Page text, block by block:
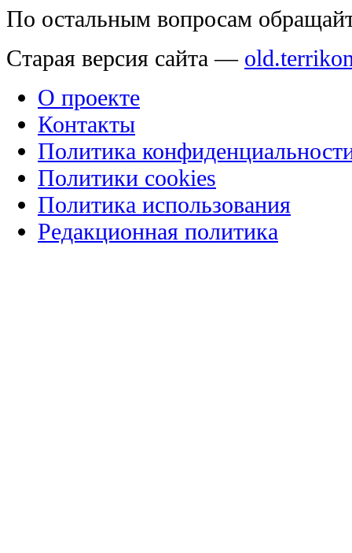
По остальным вопросам
Старая версия сайта —
О проекте
Контакты
Политика
Политики cookies
Политика использования
Редакционная политика